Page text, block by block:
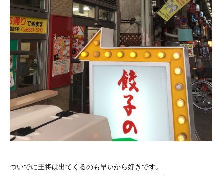
ついでに王将は出てくるのも早いから好きです。